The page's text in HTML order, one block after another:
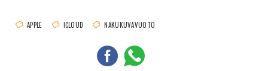
APPLE ICLOUD NAKUKUVAVUOTO